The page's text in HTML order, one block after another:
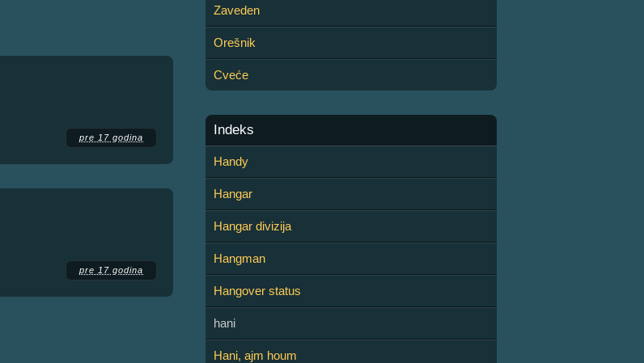
pre 17 godina
pre 17 godina
Zaveden
Orešnik
Cveće
Indeks
Handy
Hangar
Hangar divizija
Hangman
Hangover status
hani
Hani, ajm houm